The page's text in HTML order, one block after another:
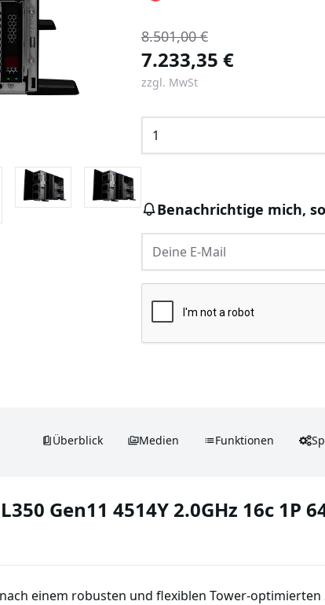
8.501,00 €
7.233,35 €
zzgl. MwSt
Benachrichtige mich,
Überblick Medien Funktionen
Gen11 4514Y 2.0GHz 16c 1P
einem robusten und flexiblen Tower-